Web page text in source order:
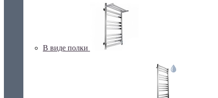
В виде полки